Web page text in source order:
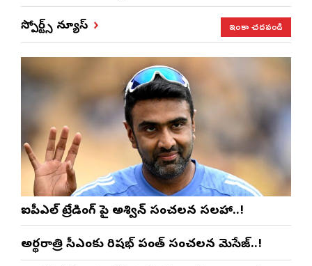
స్పోర్ట్స్ న్యూస్ ఇంకా చదవండి
ఐపీఎల్ ట్రేడింగ్ పై అశ్విన్ సంచలన సలహా..!
అర్థరాత్రి సీఎంకు రిషభ్ పంత్ సంచలన మెసేజ్..!